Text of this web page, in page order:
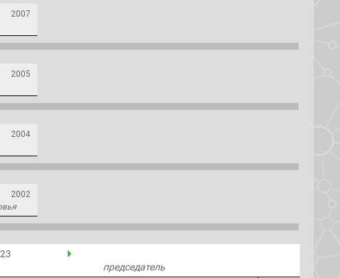
2007
2005
2004
2002
председатель